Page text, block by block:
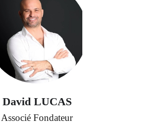
David LUCAS
Associé Fondateur